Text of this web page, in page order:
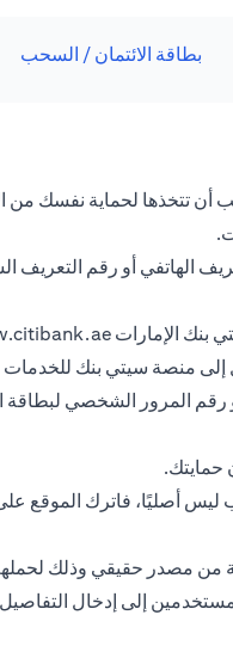
بطاقة الائتمان / السحب
تتخذها لحماية نفسك من
الهاتفي أو رقم
بنك الإمارات
إلى منصة سيتي بنك للخدمات
المرور الشخصي لبطاقة
حمايتك.
أصليًا، فاترك الموقع على
من مصدر حقيقي وذلك
إلى إدخال